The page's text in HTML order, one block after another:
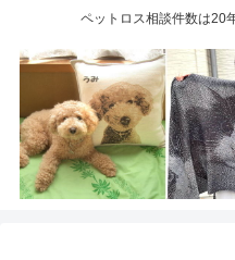
ペットロス相談件数は20